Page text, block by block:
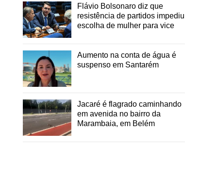
Flávio Bolsonaro diz que
resistência de partidos impediu
escolha de mulher para vice
Aumento na conta de água é
suspenso em Santarém
Jacaré é flagrado caminhando
em avenida no bairro da
Marambaia, em Belém